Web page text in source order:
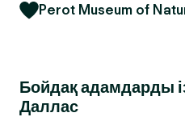
Perot Museum of
Бойдақ адамдарды
Даллас